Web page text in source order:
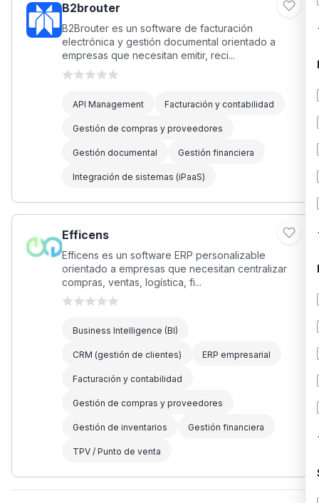
B2brouter
B2Brouter es un software de facturación
electrónica y gestión documental orientado a
empresas que necesitan emitir, reci...
API Management Facturación y contabilidad
Gestión de compras y proveedores
Gestión documental Gestión financiera
Integración de sistemas (iPaaS)
Efficens
Efficens es un software ERP personalizable
orientado a empresas que necesitan centralizar
compras, ventas, logística, fi...
Business Intelligence (BI)
CRM (gestión de clientes) ERP empresarial
Facturación y contabilidad
Gestión de compras y proveedores
Gestión de inventarios Gestión financiera
TPV / Punto de venta